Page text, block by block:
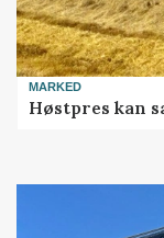
MARKED
Høstpres kan